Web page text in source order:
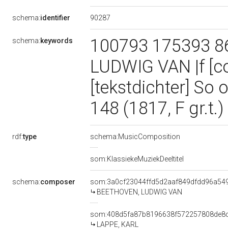
schema:identifier 90287
schema:keywords
100793 175393
LUDWIG VAN |f
[tekstdichter] So
148 (1817, F gr.t.)
rdf:type schema:MusicComposition
som:KlassiekeMuziekDeeltitel
schema:composer
BEETHOVEN, LUDWIG VAN
LAPPE, KARL